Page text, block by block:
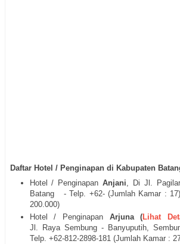
Daftar Hotel / Penginapan di Kabupaten
Hotel / Penginapan Anjani , Di Jl.
Batang
- Telp. +62- (Jumlah Kamar :
200.000)
Hotel / PenginapanArjuna (Lihat
Jl.
Raya Sembung - Banyuputih,
Telp. +62-812-2898-181 (Jumlah Kamar :